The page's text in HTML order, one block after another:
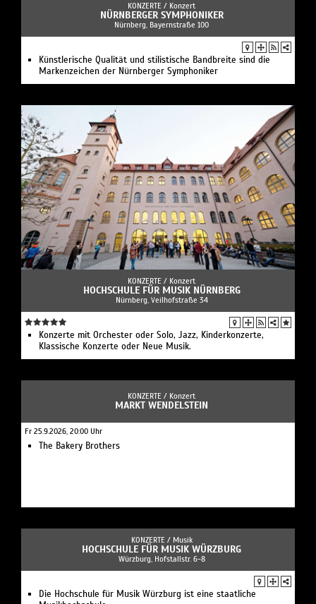
KONZERTE / Konzert
NÜRNBERGER SYMPHONIKER
Nürnberg, Bayernstraße 100
Künstlerische Qualität und stilistische Bandbreite sind die
Markenzeichen der Nürnberger Symphoniker
KONZERTE / Konzert
HOCHSCHULE FÜR MUSIK NÜRNBERG
Nürnberg, Veilhofstraße 34
Konzerte mit Orchester oder Solo, Jazz, Kinderkonzerte,
Klassische Konzerte oder Neue Musik.
KONZERTE / Konzert
MARKT WENDELSTEIN
Fr 25.9.2026, 20:00 Uhr
The Bakery Brothers
KONZERTE / Musik
HOCHSCHULE FÜR MUSIK WÜRZBURG
Würzburg, Hofstallstr. 6-8
Die Hochschule für Musik Würzburg ist eine staatliche